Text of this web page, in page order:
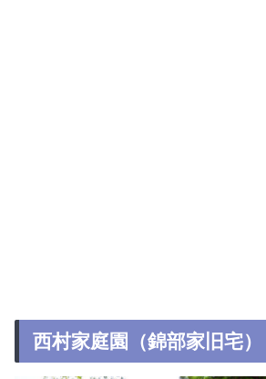
西村家庭園（錦部家旧宅）